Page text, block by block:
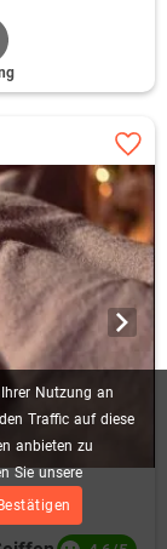
Ihrer Nutzung an
den Traffic auf diese
anbieten zu
Sie unsere
Bestätigen